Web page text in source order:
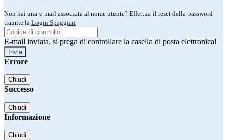
Non hai una e-mail associata al nome utente? Effettua il reset della password
tramite la Login Spaggiari
E-mail inviata, si prega di controllare la casella di posta elettronica!
Errore
Chiudi
Successo
Chiudi
Informazione
Chiudi